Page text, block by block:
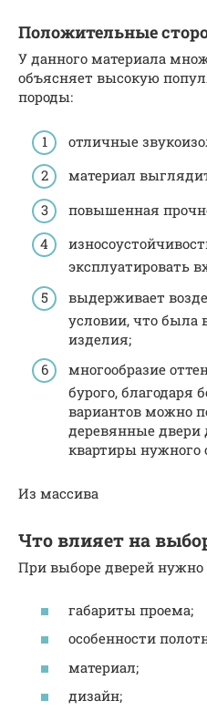
Положительные
У данного материала
объясняет высокую
породы:
отличные
материал
повышенная
эксплуатировать
выдерживает
условии, что была
изделия;
многообразие
бурого, благодаря
вариантов можно
деревянные двери
квартиры нужного
Из массива
Что влияет на
При выборе дверей нужно
габариты проема;
особенности
материал;
дизайн;